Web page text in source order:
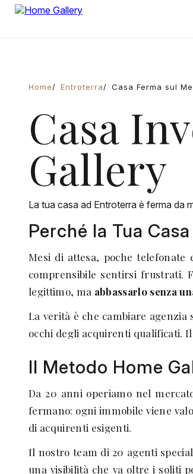
Home Entroterra Casa Ferma sul
Casa
Gallery
La tua casa ad Entroterra è ferma da
Perché la Tua
Mesi di attesa, poche
comprensibile sentirsi frustrati.
legittimo, ma abbassarlo senza
La verità è che cambiare
occhi degli acquirenti qualificati.
Il Metodo Home
Da 20 anni operiamo nel
fermano: ogni immobile viene
di acquirenti esigenti.
Il nostro team di 20 agenti
una visibilità che va oltre i soliti